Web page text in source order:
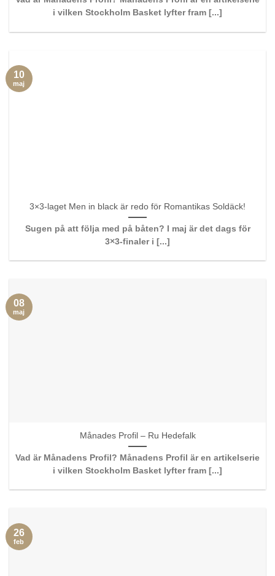
i vilken Stockholm Basket lyfter fram [...]
3×3-laget Men in black är redo för Romantikas Soldäck!
Sugen på att följa med på båten? I maj är det dags för
3×3-finaler i [...]
10
maj
Månades Profil – Ru Hedefalk
Vad är Månadens Profil? Månadens Profil är en artikelserie
i vilken Stockholm Basket lyfter fram [...]
08
maj
26
feb